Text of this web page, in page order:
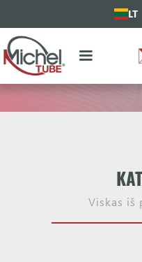
LT
Viskas iš